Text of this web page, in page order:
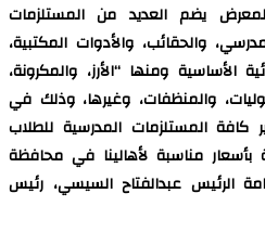
يضم العديد من المستلزمات
والحقائب، والأدوات المكتبية،
الأساسية ومنها “الأرز، والمكرونة،
والمنظفات، وغيرها، وذلك في
المستلزمات المدرسية للطلاب
بأسعار مناسبة لأهالينا في محافظة
الرئيس عبدالفتاح السيسي، رئيس